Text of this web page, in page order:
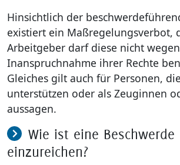
Hinsichtlich der
existiert ein Maßregelungsverbot,
Arbeitgeber darf diese nicht
Inanspruchnahme ihrer Rechte
Gleiches gilt auch für Personen,
unterstützen oder als Zeuginnen
aussagen.
Wie ist eine Beschwerde
einzureichen?